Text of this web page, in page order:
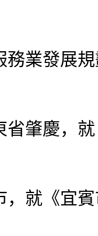
業發展規
肇慶，就
就《宜賓